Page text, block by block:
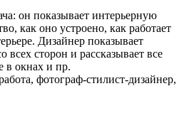
он показывает интерьерную
как оно устроено, как работает
Дизайнер показывает
всех сторон и рассказывает все
в окнах и пр.
фотограф-стилист-дизайнер,